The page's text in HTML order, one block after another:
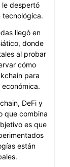
le despertó
tecnológica.
llegó en
donde
al probar
cómo
para
DeFi y
que combina
es que
están